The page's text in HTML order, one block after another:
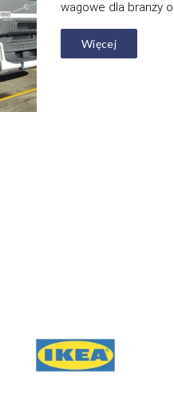
wagowe dla branży
Więcej